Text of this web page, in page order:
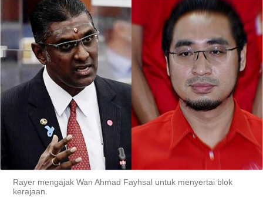
Rayer mengajak Wan Ahmad Fayhsal untuk menyertai blok
kerajaan.